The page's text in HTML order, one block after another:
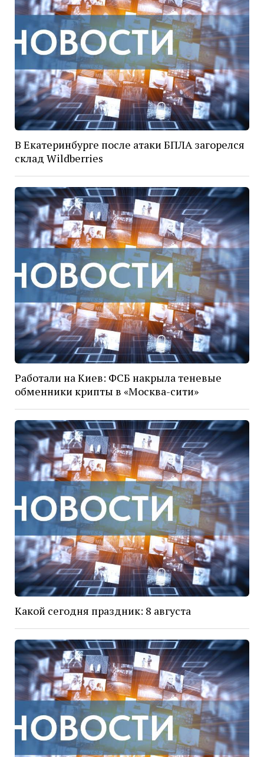
В Екатеринбурге после атаки БПЛА загорелся
склад Wildberries
Работали на Киев: ФСБ накрыла теневые
обменники крипты в «Москва-сити»
Какой сегодня праздник: 8 августа